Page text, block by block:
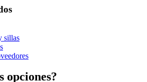
sillas
opciones?